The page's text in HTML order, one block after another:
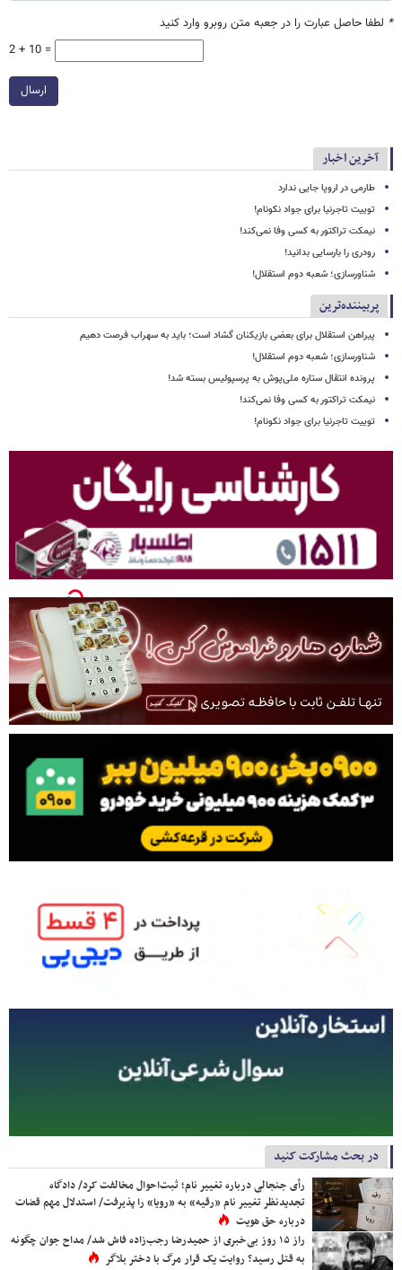
* لطفا حاصل عبارت را در جعبه متن روبرو وارد کنید
2 + 10 =
ارسال
آخرین اخبار
طارمی در اروپا جایی ندارد
توییت تاجرنیا برای جواد نکونام!
نیمکت تراکتور به کسی وفا نمی‌کند!
رودری را بارسایی بدانید!
شناورسازی؛ شعبه دوم استقلال!
پربیننده‌ترین
پیراهن استقلال برای بعضی بازیکنان گشاد است؛ باید به سهراب فرصت دهیم
شناورسازی؛ شعبه دوم استقلال!
پرونده انتقال ستاره ملی‌پوش به پرسپولیس بسته شد!
نیمکت تراکتور به کسی وفا نمی‌کند!
توییت تاجرنیا برای جواد نکونام!
در بحث مشارکت کنید
رأی جنجالی درباره تغییر نام؛ ثبت‌احوال مخالفت کرد/ دادگاه
تجدیدنظر تغییر نام «رقیه» به «رویا» را پذیرفت/ استدلال مهم قضات
درباره حق هویت
راز ۱۵ روز بی‌خبری از حمیدرضا رجب‌زاده فاش شد/ مداح جوان چگونه
به قتل رسید؟ روایت یک قرار مرگ با دختر بلاگر